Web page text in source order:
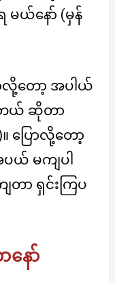
မယ်နော် (မှန်
ာလို့တော့ အပါယ်
တယ် ဆိုတာ
ပြောလို့တော့
ယ် မကျပါ
ာ ရှင်းကြပ
နော်